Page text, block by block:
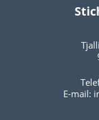
E-mail: